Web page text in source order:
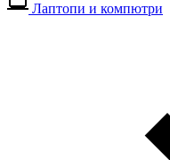
Лаптопи и компютри